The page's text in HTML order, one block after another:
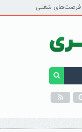
فرصت‌های شغلی